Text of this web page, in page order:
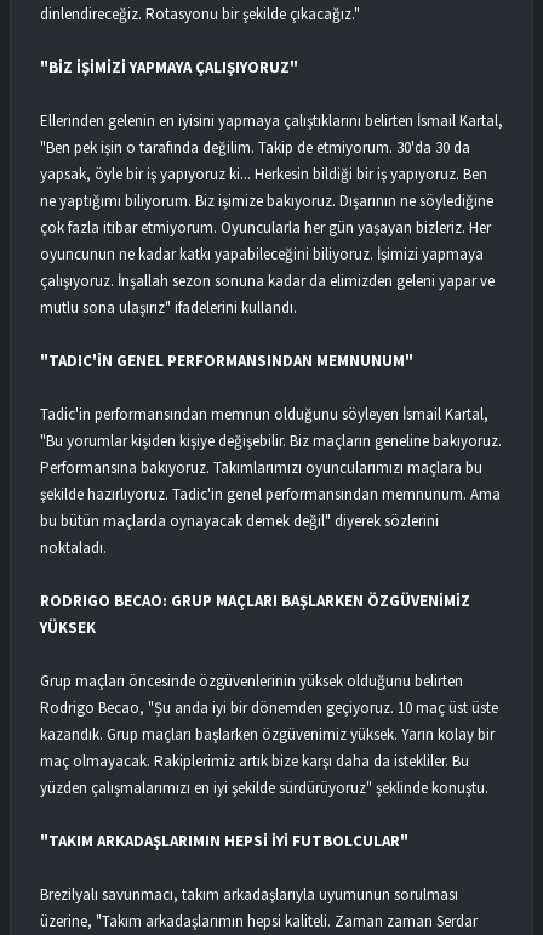
dinlendireceğiz. Rotasyonu bir şekilde çıkacağız."
"BİZ İŞİMİZİ YAPMAYA ÇALIŞIYORUZ"
Ellerinden gelenin en iyisini yapmaya çalıştıklarını belirten İsmail Kartal,
"Ben pek işin o tarafında değilim. Takip de etmiyorum. 30'da 30 da
yapsak, öyle bir iş yapıyoruz ki... Herkesin bildiği bir iş yapıyoruz. Ben
ne yaptığımı biliyorum. Biz işimize bakıyoruz. Dışarının ne söylediğine
çok fazla itibar etmiyorum. Oyuncularla her gün yaşayan bizleriz. Her
oyuncunun ne kadar katkı yapabileceğini biliyoruz. İşimizi yapmaya
çalışıyoruz. İnşallah sezon sonuna kadar da elimizden geleni yapar ve
mutlu sona ulaşırız" ifadelerini kullandı.
"TADIC'İN GENEL PERFORMANSINDAN MEMNUNUM"
Tadic'in performansından memnun olduğunu söyleyen İsmail Kartal,
"Bu yorumlar kişiden kişiye değişebilir. Biz maçların geneline bakıyoruz.
Performansına bakıyoruz. Takımlarımızı oyuncularımızı maçlara bu
şekilde hazırlıyoruz. Tadic'in genel performansından memnunum. Ama
bu bütün maçlarda oynayacak demek değil" diyerek sözlerini
noktaladı.
RODRIGO BECAO: GRUP MAÇLARI BAŞLARKEN ÖZGÜVENİMİZ
YÜKSEK
Grup maçları öncesinde özgüvenlerinin yüksek olduğunu belirten
Rodrigo Becao, "Şu anda iyi bir dönemden geçiyoruz. 10 maç üst üste
kazandık. Grup maçları başlarken özgüvenimiz yüksek. Yarın kolay bir
maç olmayacak. Rakiplerimiz artık bize karşı daha da istekliler. Bu
yüzden çalışmalarımızı en iyi şekilde sürdürüyoruz" şeklinde konuştu.
"TAKIM ARKADAŞLARIMIN HEPSİ İYİ FUTBOLCULAR"
Brezilyalı savunmacı, takım arkadaşlarıyla uyumunun sorulması
üzerine, "Takım arkadaşlarımın hepsi kaliteli. Zaman zaman Serdar